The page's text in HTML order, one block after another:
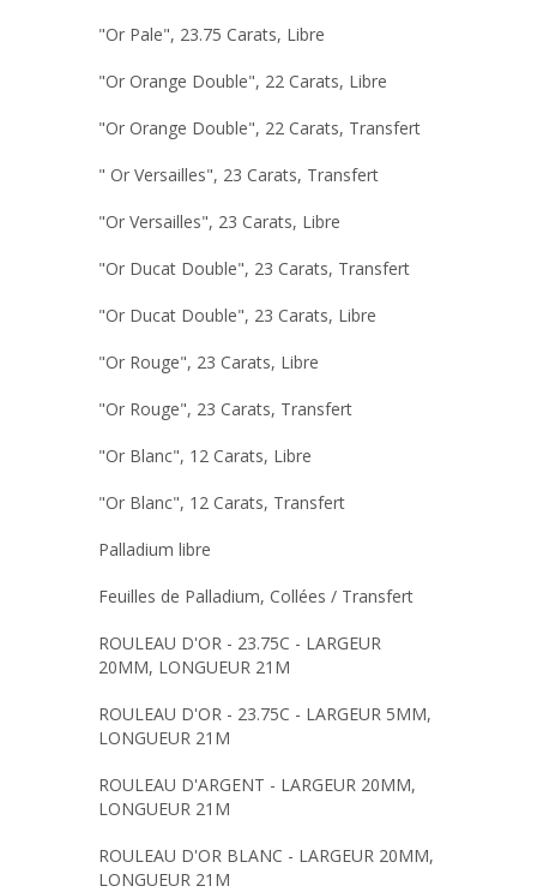
"Or Pale", 23.75 Carats, Libre
"Or Orange Double", 22 Carats, Libre
"Or Orange Double", 22 Carats, Transfert
" Or Versailles", 23 Carats, Transfert
"Or Versailles", 23 Carats, Libre
"Or Ducat Double", 23 Carats, Transfert
"Or Ducat Double", 23 Carats, Libre
"Or Rouge", 23 Carats, Libre
"Or Rouge", 23 Carats, Transfert
"Or Blanc", 12 Carats, Libre
"Or Blanc", 12 Carats, Transfert
Palladium libre
Feuilles de Palladium, Collées / Transfert
ROULEAU D'OR - 23.75C - LARGEUR
20MM, LONGUEUR 21M
ROULEAU D'OR - 23.75C - LARGEUR 5MM,
LONGUEUR 21M
ROULEAU D'ARGENT - LARGEUR 20MM,
LONGUEUR 21M
ROULEAU D'OR BLANC - LARGEUR 20MM,
LONGUEUR 21M